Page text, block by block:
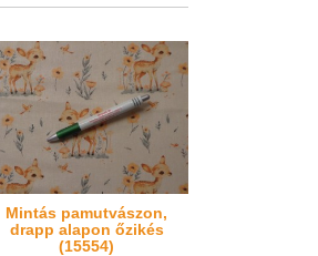
Mintás pamutvászon,
drapp alapon őzikés
(15554)